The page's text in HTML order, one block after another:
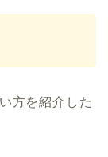
方を紹介した